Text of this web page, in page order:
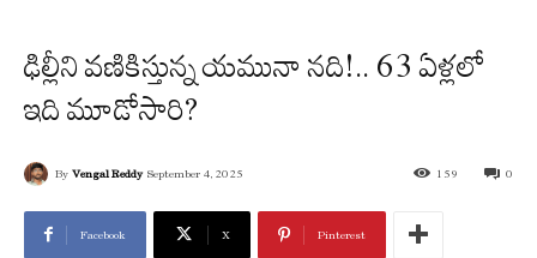
ఢిల్లీని వణికిస్తున్న యమునా నది!.. 63 ఏళ్లలో
ఇది మూడోసారి?
By Vengal Reddy September 4, 2025 0
159
Facebook X Pinterest